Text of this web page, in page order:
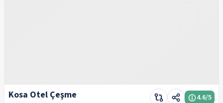
Kosa Otel Çeşme 4.6/5